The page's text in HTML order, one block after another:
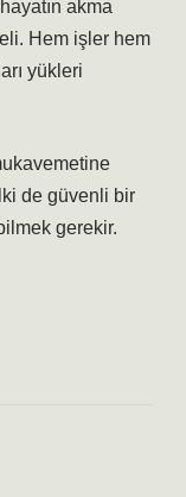
akma
Hem işler hem
yükleri
de güvenli bir
gerekir.